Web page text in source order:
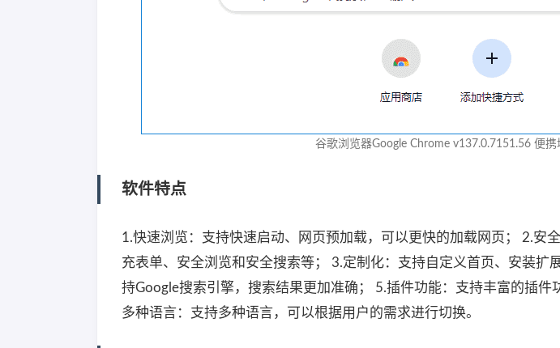
谷歌浏览器Google Chrome v137.0.7151.56 便携
软件特点
1.快速浏览：支持快速启动、网页预加载，可以更快的加载网页； 2.安
充表单、安全浏览和安全搜索等； 3.定制化：支持自定义首页、安装扩
持Google搜索引擎，搜索结果更加准确； 5.插件功能：支持丰富的插件
多种语言：支持多种语言，可以根据用户的需求进行切换。